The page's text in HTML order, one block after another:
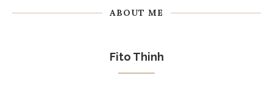
ABOUT ME
Fito Thinh